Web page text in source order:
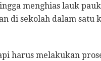
menghias lauk
di sekolah dalam satu
harus melakukan